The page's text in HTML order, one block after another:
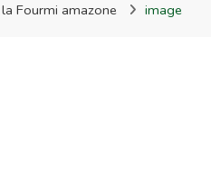
Fourmi amazone image